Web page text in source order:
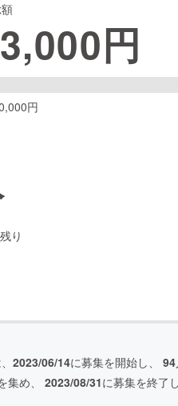
ファッション円
円
り
2023/06/14に募集を開始し、 94
集め、 2023/08/31に募集を終了